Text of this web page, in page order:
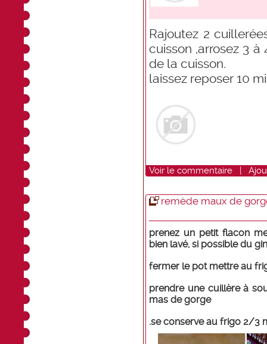
Rajoutez 2
cuisson ,arrosez 3
de la cuisson.
laissez reposer 10
Voir le commentaire |
remède maux de
prenez un petit flacon
bien lavé, si possible du
fermer le pot mettre au
prendre une cuillère à
mas de gorge
.se conserve au frigo 2/3